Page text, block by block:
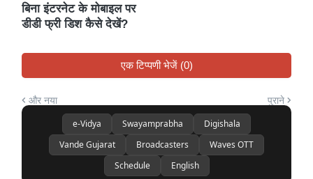
बिना इंटरनेट के मोबाइल पर
डीडी फ्री डिश कैसे देखें?
एक टिप्पणी भेजें (0)
और नया पुराने
e-Vidya Swayamprabha
Digishala
Vande Gujarat
Broadcasters
Waves OTT
Schedule
English